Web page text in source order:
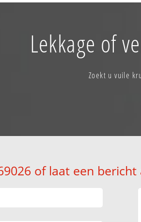
Lekkage of
Zoekt u vuile
of laat een